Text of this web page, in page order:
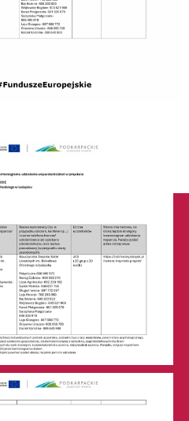
nr 1
69871)
nr 2
69874)
6
Leżajsk